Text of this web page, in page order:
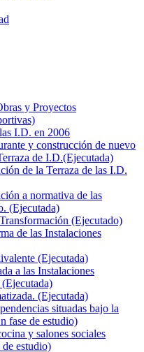
y Proyectos
I.D. en 2006
y construcción de nuevo
de I.D.(Ejecutada)
de la Terraza de las I.D.
a normativa de las
(Ejecutada)
(Ejecutado)
de las Instalaciones
(Ejecutada)
a las Instalaciones
(Ejecutada)
situadas bajo la
fase de estudio)
y salones sociales
estudio)